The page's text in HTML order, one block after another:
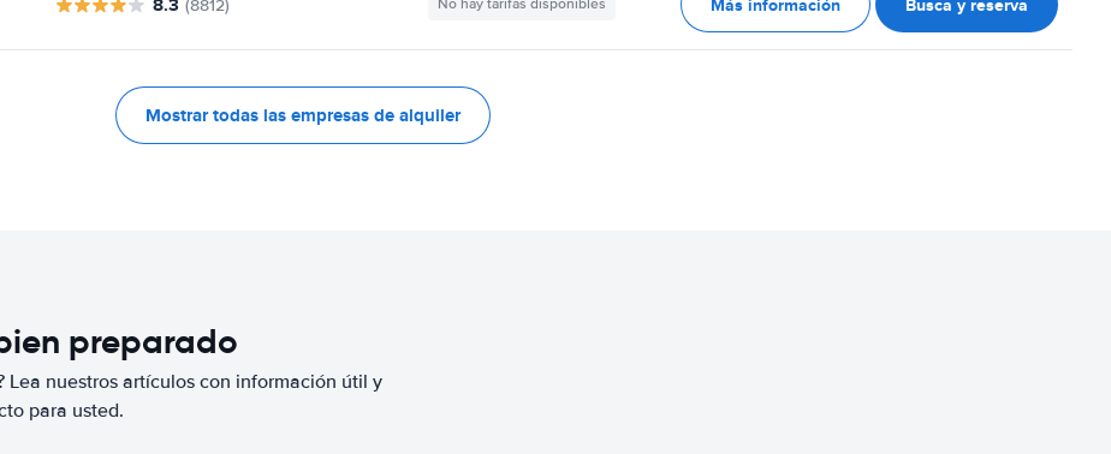
(8812) No hay tarifas disponibles Más información Busca y reserva
Mostrar todas las empresas de alquiler
preparado
Lea nuestros artículos con información útil y
para usted.